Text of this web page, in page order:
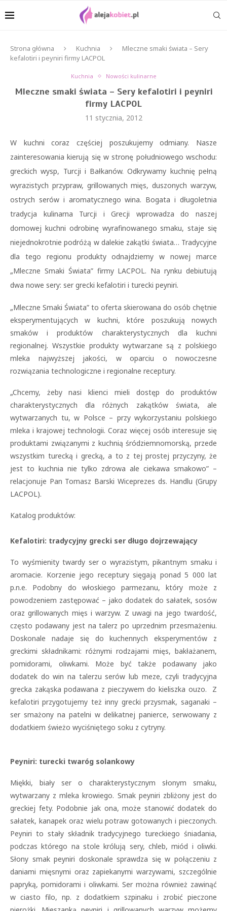
Strona główna Kuchnia
Mleczne smaki świata – Sery
kefalotiri i peyniri firmy LACPOL
Kuchnia Nowości kulinarne
Mleczne smaki świata – Sery kefalotiri i peyniri
firmy LACPOL
11 stycznia, 2012
W kuchni coraz częściej poszukujemy odmiany. Nasze
zainteresowania kierują się w stronę południowego wschodu:
greckich wysp, Turcji i Bałkanów. Odkrywamy kuchnię pełną
wyrazistych przypraw, grillowanych mięs, duszonych warzyw,
ostrych serów i aromatycznego wina. Bogata i długoletnia
tradycja kulinarna Turcji i Grecji wprowadza do naszej
domowej kuchni odrobinę wyrafinowanego smaku, staje się
niejednokrotnie podróżą w dalekie zakątki świata… Tradycyjne
dla tego regionu produkty odnajdziemy w nowej marce
„Mleczne Smaki Świata” firmy LACPOL. Na rynku debiutują
dwa nowe sery: ser grecki kefalotiri i turecki peyniri.
„Mleczne Smaki Świata” to oferta skierowana do osób chętnie
eksperymentujących w kuchni, które poszukują nowych
smaków i produktów charakterystycznych dla kuchni
regionalnej. Wszystkie produkty wytwarzane są z polskiego
mleka najwyższej jakości, w oparciu o nowoczesne
rozwiązania technologiczne i regionalne receptury.
„Chcemy, żeby nasi klienci mieli dostęp do produktów
charakterystycznych dla różnych zakątków świata, ale
wytwarzanych tu, w Polsce – przy wykorzystaniu polskiego
mleka i krajowej technologii. Coraz więcej osób interesuje się
produktami związanymi z kuchnią śródziemnomorską, przede
wszystkim turecką i grecką, a to z tej prostej przyczyny, że
jest to kuchnia nie tylko zdrowa ale ciekawa smakowo” –
relacjonuje Pan Tomasz Barski Wiceprezes ds. Handlu (Grupy
LACPOL).
Katalog produktów:
Kefalotiri: tradycyjny grecki ser długo dojrzewający
To wyśmienity twardy ser o wyrazistym, pikantnym smaku i
aromacie. Korzenie jego receptury sięgają ponad 5 000 lat
p.n.e. Podobny do włoskiego parmezanu, który może z
powodzeniem zastępować – jako dodatek do sałatek, sosów
oraz grillowanych mięs i warzyw. Z uwagi na jego twardość,
często podawany jest na talerz po uprzednim przesmażeniu.
Doskonale nadaje się do kuchennych eksperymentów z
greckimi składnikami: różnymi rodzajami mięs, bakłażanem,
pomidorami, oliwkami. Może być także podawany jako
dodatek do win na talerzu serów lub meze, czyli tradycyjna
grecka zakąska podawana z pieczywem do kieliszka ouzo. Z
kefalotiri przygotujemy też inny grecki przysmak, saganaki –
ser smażony na patelni w delikatnej panierce, serwowany z
dodatkiem świeżo wyciśniętego soku z cytryny.
Peyniri: turecki twaróg solankowy
Miękki, biały ser o charakterystycznym słonym smaku,
wytwarzany z mleka krowiego. Smak peyniri zbliżony jest do
greckiej fety. Podobnie jak ona, może stanowić dodatek do
sałatek, kanapek oraz wielu potraw gotowanych i pieczonych.
Peyniri to stały składnik tradycyjnego tureckiego śniadania,
podczas którego na stole królują sery, chleb, miód i oliwki.
Słony smak peyniri doskonale sprawdza się w połączeniu z
daniami mięsnymi oraz zapiekanymi warzywami, szczególnie
papryką, pomidorami i oliwkami. Ser można również zawinąć
w ciasto filo, np. z dodatkiem szpinaku i zrobić pieczone